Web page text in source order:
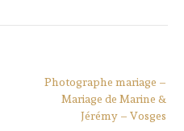
Photographe mariage –
Mariage de Marine &
Jérémy – Vosges